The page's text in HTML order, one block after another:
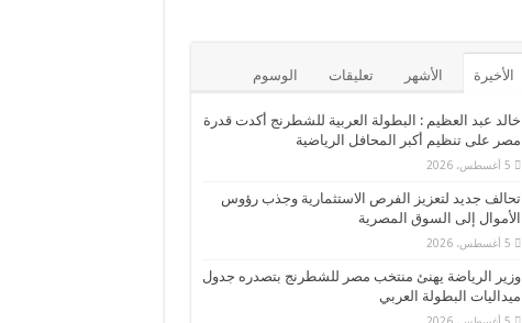
الأخيرة الأشهر تعليقات الوسوم
خالد عبد العظيم : البطولة العربية للشطرنج أكدت قدرة
مصر على تنظيم أكبر المحافل الرياضية
5 أغسطس، 2026
تحالف جديد لتعزيز الفرص الاستثمارية وجذب رؤوس
الأموال إلى السوق المصرية
5 أغسطس، 2026
وزير الرياضة يهنئ منتخب مصر للشطرنج بتصدره جدول
ميداليات البطولة العربي